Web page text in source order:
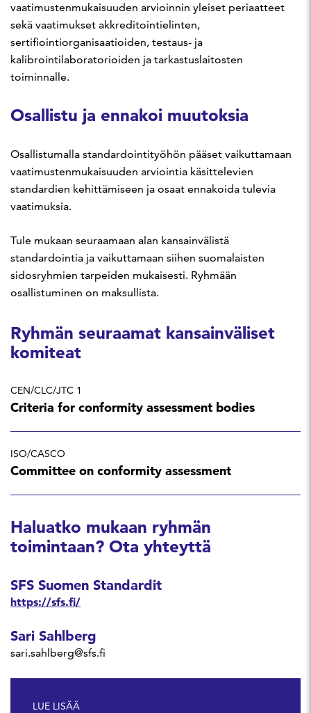
vaatimustenmukaisuuden arvioinnin yleiset periaatteet
sekä vaatimukset akkreditointielinten,
sertifiointiorganisaatioiden, testaus- ja
kalibrointilaboratorioiden ja tarkastuslaitosten
toiminnalle.
Osallistu ja ennakoi muutoksia
Osallistumalla standardointityöhön pääset vaikuttamaan
vaatimustenmukaisuuden arviointia käsittelevien
standardien kehittämiseen ja osaat ennakoida tulevia
vaatimuksia.
Tule mukaan seuraamaan alan kansainvälistä
standardointia ja vaikuttamaan siihen suomalaisten
sidosryhmien tarpeiden mukaisesti. Ryhmään
osallistuminen on maksullista.
Ryhmän seuraamat kansainväliset
komiteat
CEN/CLC/JTC 1
Criteria for conformity assessment bodies
ISO/CASCO
Committee on conformity assessment
Haluatko mukaan ryhmän
toimintaan? Ota yhteyttä
SFS Suomen Standardit
https://sfs.fi/
Sari Sahlberg
sari.sahlberg@sfs.fi
LUE LISÄÄ